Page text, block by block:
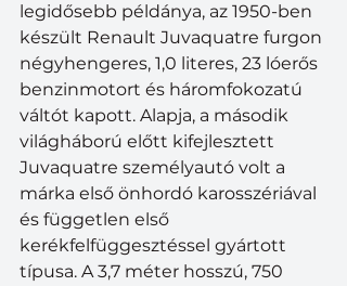
legidősebb példánya, az 1950-ben
készült Renault Juvaquatre furgon
négyhengeres, 1,0 literes, 23 lóerős
benzinmotort és háromfokozatú
váltót kapott. Alapja, a második
világháború előtt kifejlesztett
Juvaquatre személyautó volt a
márka első önhordó karosszériával
és független első
kerékfelfüggesztéssel gyártott
típusa. A 3,7 méter hosszú, 750